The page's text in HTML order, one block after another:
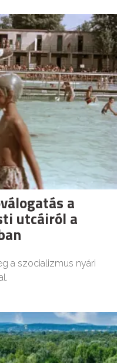
a
utcáiról a
a szocializmus nyári